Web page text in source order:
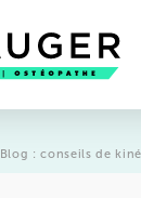
Blog : conseils de kiné